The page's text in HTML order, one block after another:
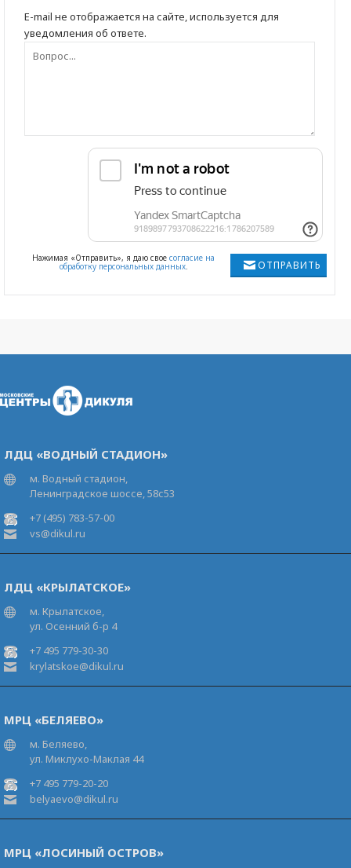
E-mail не отображается на сайте, используется для
уведомления об ответе.
ОТПРАВИТЬ
Нажимая «Отправить», я даю свое согласие на
обработку персональных данных.
ЛДЦ «ВОДНЫЙ СТАДИОН»
м. Водный стадион,
Ленинградское шоссе, 58с53
+7 (495) 783-57-00
vs@dikul.ru
ЛДЦ «КРЫЛАТСКОЕ»
м. Крылатское,
ул. Осенний б-р 4
+7 495 779-30-30
krylatskoe@dikul.ru
МРЦ «БЕЛЯЕВО»
м. Беляево,
ул. Миклухо-Маклая 44
+7 495 779-20-20
belyaevo@dikul.ru
МРЦ «ЛОСИНЫЙ ОСТРОВ»